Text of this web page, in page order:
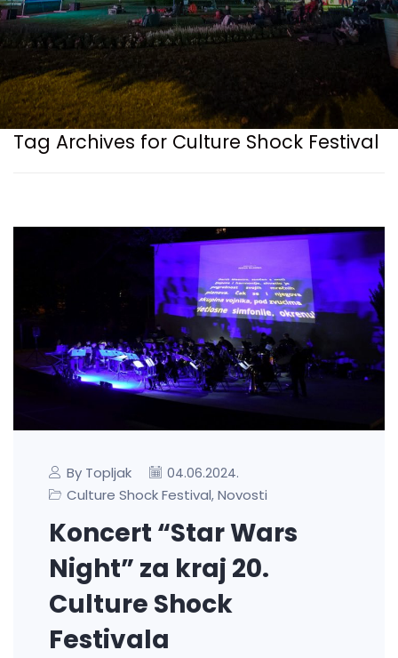
Tag Archives for Culture Shock Festival
By Topljak 04.06.2024.
Culture Shock Festival, Novosti
Koncert “Star Wars
Night” za kraj 20.
Culture Shock
Festivala